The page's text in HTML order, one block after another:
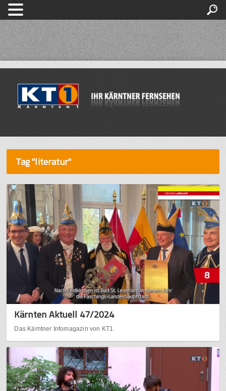
Tag "literatur"
Kärnten Aktuell 47/2024
Das Kärntner Infomagazin von KT1.